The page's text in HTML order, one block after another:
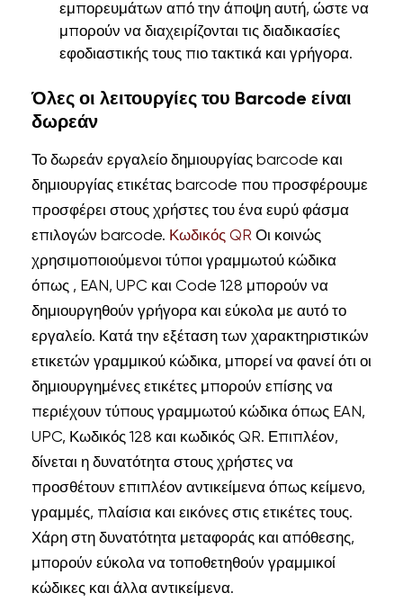
εμπορευμάτων από την άποψη αυτή, ώστε να
μπορούν να διαχειρίζονται τις διαδικασίες
εφοδιαστικής τους πιο τακτικά και γρήγορα.
Όλες οι λειτουργίες του Barcode είναι
δωρεάν
Το δωρεάν εργαλείο δημιουργίας barcode και
δημιουργίας ετικέτας barcode που προσφέρουμε
προσφέρει στους χρήστες του ένα ευρύ φάσμα
επιλογών barcode. Κωδικός QR Οι κοινώς
χρησιμοποιούμενοι τύποι γραμμωτού κώδικα
όπως , EAN, UPC και Code 128 μπορούν να
δημιουργηθούν γρήγορα και εύκολα με αυτό το
εργαλείο. Κατά την εξέταση των χαρακτηριστικών
ετικετών γραμμικού κώδικα, μπορεί να φανεί ότι οι
δημιουργημένες ετικέτες μπορούν επίσης να
περιέχουν τύπους γραμμωτού κώδικα όπως EAN,
UPC, Κωδικός 128 και κωδικός QR. Επιπλέον,
δίνεται η δυνατότητα στους χρήστες να
προσθέτουν επιπλέον αντικείμενα όπως κείμενο,
γραμμές, πλαίσια και εικόνες στις ετικέτες τους.
Χάρη στη δυνατότητα μεταφοράς και απόθεσης,
μπορούν εύκολα να τοποθετηθούν γραμμικοί
κώδικες και άλλα αντικείμενα.